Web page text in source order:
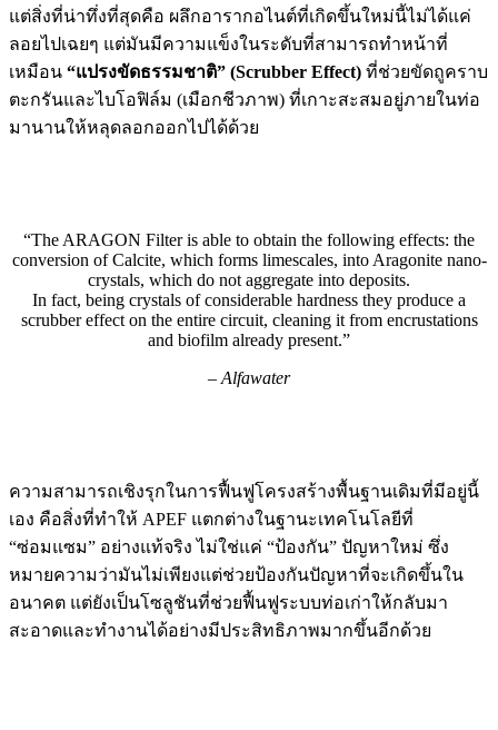
แต่สิ่งที่น่าทึ่งที่สุดคือ ผลึกอารากอไนต์ที่เกิดขึ้นใหม่นี้ไม่ได้แค่
ลอยไปเฉยๆ แต่มันมีความแข็งในระดับที่สามารถทำหน้าที่
เหมือน “แปรงขัดธรรมชาติ” (Scrubber Effect) ที่ช่วยขัดถูคราบ
ตะกรันและไบโอฟิล์ม (เมือกชีวภาพ) ที่เกาะสะสมอยู่ภายในท่อ
มานานให้หลุดลอกออกไปได้ด้วย
“The ARAGON Filter is able to obtain the following effects: the
conversion of Calcite, which forms limescales, into Aragonite nano-
crystals, which do not aggregate into deposits.
In fact, being crystals of considerable hardness they produce a
scrubber effect on the entire circuit, cleaning it from encrustations
and biofilm already present.”
– Alfawater
ความสามารถเชิงรุกในการฟื้นฟูโครงสร้างพื้นฐานเดิมที่มีอยู่นี้
เอง คือสิ่งที่ทำให้ APEF แตกต่างในฐานะเทคโนโลยีที่
“ซ่อมแซม” อย่างแท้จริง ไม่ใช่แค่ “ป้องกัน” ปัญหาใหม่ ซึ่ง
หมายความว่ามันไม่เพียงแต่ช่วยป้องกันปัญหาที่จะเกิดขึ้นใน
อนาคต แต่ยังเป็นโซลูชันที่ช่วยฟื้นฟูระบบท่อเก่าให้กลับมา
สะอาดและทำงานได้อย่างมีประสิทธิภาพมากขึ้นอีกด้วย